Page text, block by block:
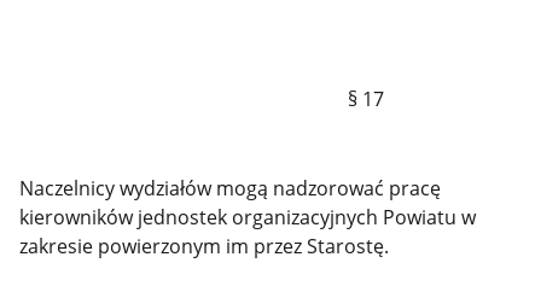
§ 17
Naczelnicy wydziałów mogą nadzorować pracę
kierowników jednostek organizacyjnych Powiatu w
zakresie powierzonym im przez Starostę.